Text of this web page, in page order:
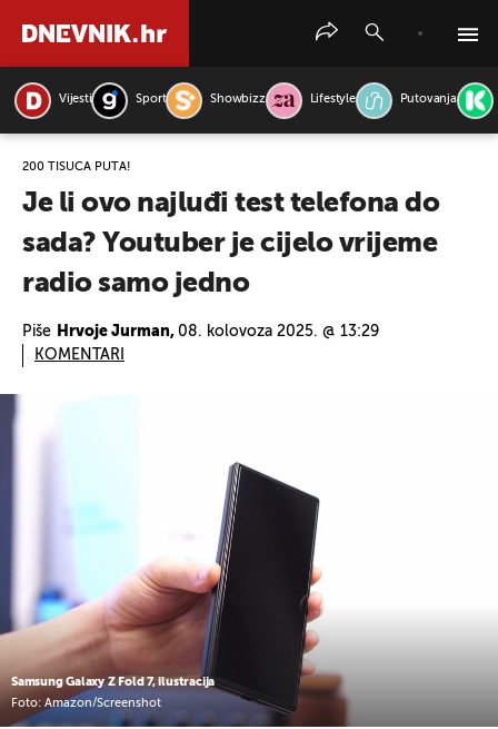
Vijesti Sport Showbizz Lifestyle Putovanja
200 TISUĆA PUTA!
Je li ovo najluđi test telefona do
sada? Youtuber je cijelo vrijeme
radio samo jedno
Piše Hrvoje Jurman, 08. kolovoza 2025. @ 13:29
KOMENTARI
Samsung Galaxy Z Fold 7, ilustracija
Foto: Amazon/Screenshot
PRETRAŽITE VIJESTI